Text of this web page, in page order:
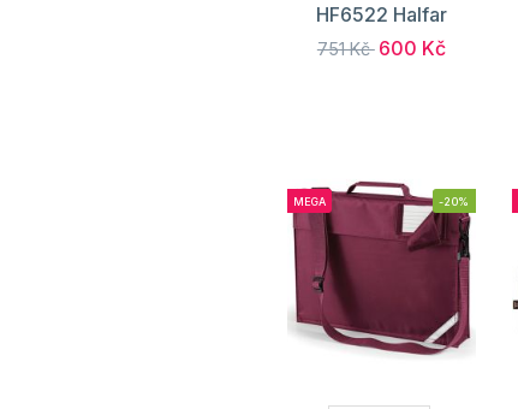
HF6522 Halfar
751 Kč 600 Kč
MEGA -20%